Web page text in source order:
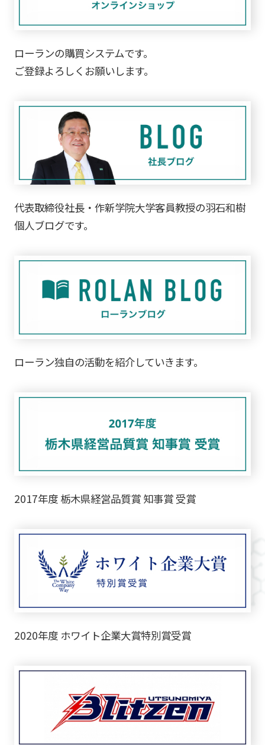
ローランの購買システムです。
ご登録よろしくお願いします。
代表取締役社長・作新学院大学客員教授の羽石和樹
個人ブログです。
ローラン独自の活動を紹介していきます。
2017年度 栃木県経営品質賞 知事賞 受賞
2020年度 ホワイト企業大賞特別賞受賞